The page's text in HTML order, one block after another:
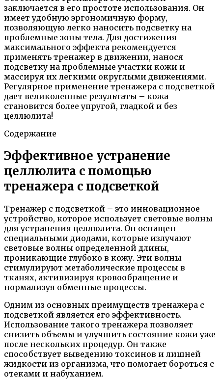
заключается в его простоте использования. Он
имеет удобную эргономичную форму,
позволяющую легко наносить подсветку на
проблемные зоны тела. Для достижения
максимального эффекта рекомендуется
применять тренажер в движении, нанося
подсветку на проблемные участки кожи и
массируя их легкими округлыми движениями.
Регулярное применение тренажера с подсветкой
дает великолепные результаты – кожа
становится более упругой, гладкой и без
целлюлита!
Содержание
Эффективное устранение
целлюлита с помощью
тренажера с подсветкой
Тренажер с подсветкой – это инновационное
устройство, которое использует световые волны
для устранения целлюлита. Он оснащен
специальными диодами, которые излучают
световые волны определенной длины,
проникающие глубоко в кожу. Эти волны
стимулируют метаболические процессы в
тканях, активизируя кровообращение и
нормализуя обменные процессы.
Одним из основных преимуществ тренажера с
подсветкой является его эффективность.
Использование такого тренажера позволяет
снизить объемы и улучшить состояние кожи уже
после нескольких процедур. Он также
способствует выведению токсинов и лишней
жидкости из организма, что помогает бороться с
отеками и набуханием.